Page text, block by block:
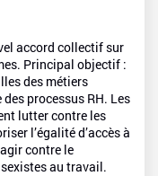
accord collectif sur
Principal objectif :
des métiers
processus RH. Les
lutter contre les
l’égalité d’accès à
contre le
au travail.